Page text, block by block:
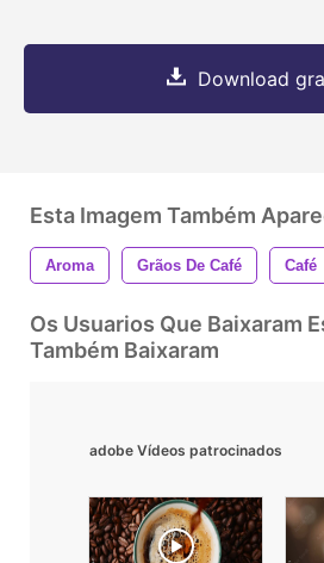
Download
Esta Imagem Também
Aroma Grãos De Café Café
Os Usuarios Que Baixaram
Também Baixaram
adobe Vídeos patrocinados